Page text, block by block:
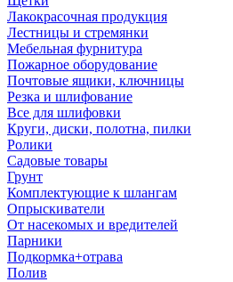
Лакокрасочная продукция
Лестницы и стремянки
Мебельная фурнитура
Пожарное оборудование
Почтовые ящики, ключницы
Резка и шлифование
Все для шлифовки
Круги, диски, полотна, пилки
Ролики
Садовые товары
Грунт
Комплектующие к шлангам
Опрыскиватели
От насекомых и вредителей
Парники
Подкормка+отрава
Полив